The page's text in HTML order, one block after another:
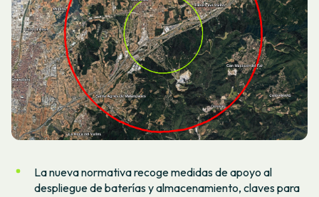
La nueva normativa recoge medidas de apoyo al
despliegue de baterías y almacenamiento, claves para